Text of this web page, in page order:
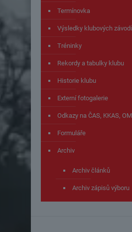
Termínovka
Výsledky klubových
Tréninky
Rekordy a tabulky klubu
Historie klubu
Externí fotogalerie
Odkazy na ČAS, KKAS,
Formuláře
Archiv
Archiv článků
Archiv zápisů výboru